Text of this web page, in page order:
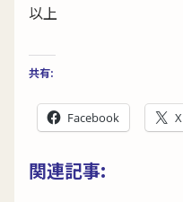
以上
共有:
Facebook X
関連記事: